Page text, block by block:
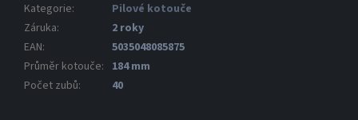
Kategorie:
Pilové kotouče
Záruka:
2 roky
EAN:
5035048085875
Průměr kotouče: 184 mm
Počet zubů: 40